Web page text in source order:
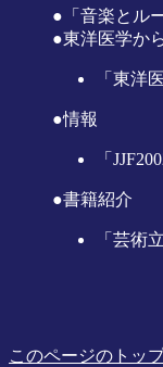
●「音楽とル
●東洋医学か
「東洋
●情報
「
●書籍紹介
「芸術
このページのトッ